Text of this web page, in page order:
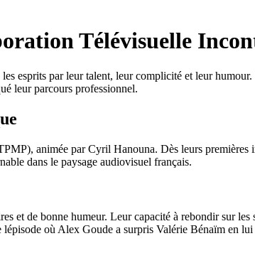
Télévisuelle
esprits par leur talent, leur complicité et leur
leur parcours professionnel.
animée par Cyril Hanouna. Dès leurs premières
dans le paysage audiovisuel français.
et de bonne humeur. Leur capacité à rebondir sur les
où Alex Goude a surpris Valérie Bénaïm en